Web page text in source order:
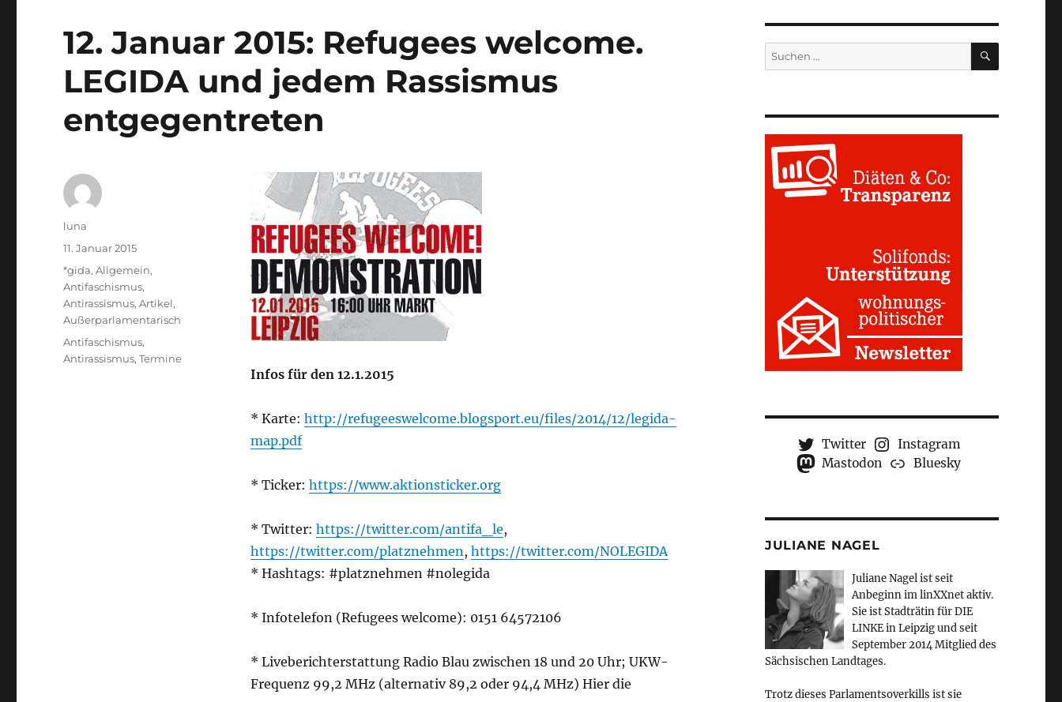
12. Januar 2015: Refugees welcome.
LEGIDA und jedem Rassismus
entgegentreten
Infos für den 12.1.2015
* Karte: http://refugeeswelcome.blogsport.eu/files/2014/12/legida-
map.pdf
* Ticker: https://www.aktionsticker.org
* Twitter: https://twitter.com/antifa_le,
https://twitter.com/platznehmen , https://twitter.com/NOLEGIDA
* Hashtags: #platznehmen #nolegida
* Infotelefon (Refugees welcome): 0151 64572106
* Liveberichterstattung Radio Blau zwischen 18 und 20 Uhr; UKW-
Frequenz 99,2 MHz (alternativ 89,2 oder 94,4 MHz) Hier die
Autor
luna
Veröffentlicht
am
11. Januar 2015
Kategorien
*gida,Allgemein,
Antifaschismus,
Antirassismus,Artikel,
Außerparlamentarisch
Schlagwörter
Antifaschismus,
Antirassismus,Termine
Suchen
nach:
SUCHEN
Twitter
Instagram
Mastodon
Bluesky
JULIANE NAGEL
Juliane Nagel ist seit
Anbeginnim linXXnet aktiv.
Sie ist Stadträtin für DIE
LINKE in Leipzig und seit
September 2014 Mitglied des
Sächsischen Landtages.
Trotz dieses Parlamentsoverkills ist sie